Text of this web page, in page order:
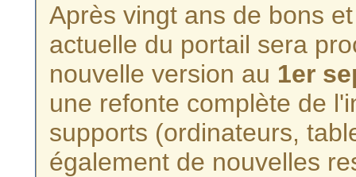
Après vingt ans de bons
actuelle du portail sera
nouvelle version au 1er
une refonte complète de
supports (ordinateurs,
également de nouvelles